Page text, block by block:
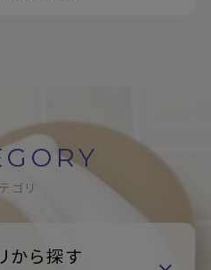
ゴリ
から探す